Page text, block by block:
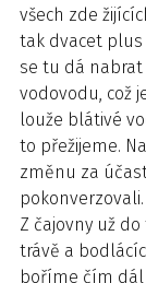
všech zde
tak dvacet
se tu dá
vodovodu, což
louže blátivé
to přežijeme.
změnu za
Z čajovny už
trávě a
boříme čím